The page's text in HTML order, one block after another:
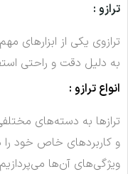
ترازو :
ترازوی یکی از ابزارهای
به دلیل دقت و راحتی
انواع ترازو :
ترازها به دسته‌های
و کاربردهای خاص خود را
ویژگی‌های آن‌ها